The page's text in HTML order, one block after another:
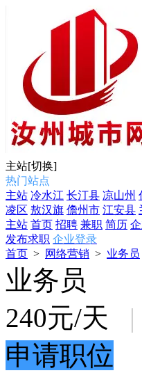
主站[切换]
热门站点
主站 冷水江 长汀县 凉山州
凌区 敖汉旗 儋州市 江安县
主站 首页 招聘 兼职 简历
发布求职 企业登录
首页 > 网络营销 > 业务员
业务员
240元/天 |
申请职位